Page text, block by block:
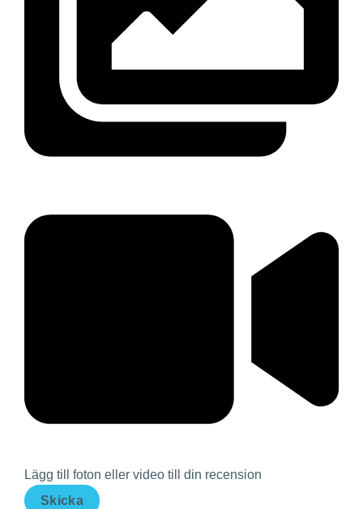
Lägg till foton eller video till din recension
Skicka